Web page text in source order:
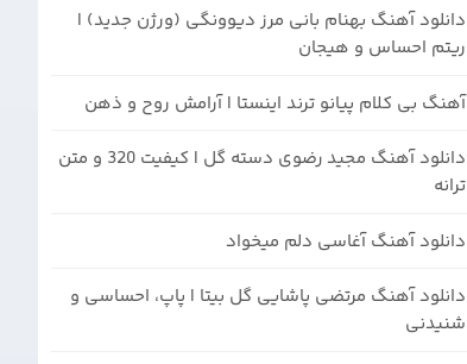
دانلود آهنگ بهنام بانی مرز دیوونگی (ورژن جدید) |
ریتم احساس و هیجان
آهنگ بی کلام پیانو ترند اینستا | آرامش روح و ذهن
دانلود آهنگ مجید رضوی دسته گل | کیفیت 320 و متن
ترانه
دانلود آهنگ آغاسی دلم میخواد
دانلود آهنگ مرتضی پاشایی گل بیتا | پاپ، احساسی و
شنیدنی